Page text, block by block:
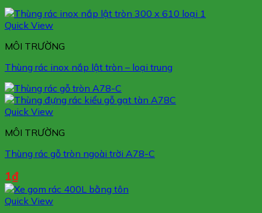
Quick View
MÔI TRƯỜNG
Thùng rác inox nắp lật tròn – loại trung
Quick View
MÔI TRƯỜNG
Thùng rác gỗ tròn ngoài trời A78-C
1₫
Quick View